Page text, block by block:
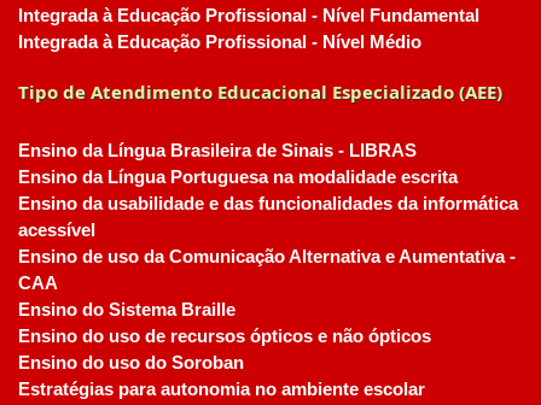
Integrada à Educação Profissional - Nível Fundamental
Integrada à Educação Profissional - Nível Médio
Tipo de Atendimento Educacional Especializado (AEE)
Ensino da Língua Brasileira de Sinais - LIBRAS
Ensino da Língua Portuguesa na modalidade escrita
Ensino da usabilidade e das funcionalidades da informática
acessível
Ensino de uso da Comunicação Alternativa e Aumentativa -
CAA
Ensino do Sistema Braille
Ensino do uso de recursos ópticos e não ópticos
Ensino do uso do Soroban
Estratégias para autonomia no ambiente escolar